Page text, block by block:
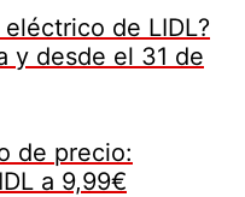
de LIDL?
y desde el 31 de
de precio:
a 9,99€